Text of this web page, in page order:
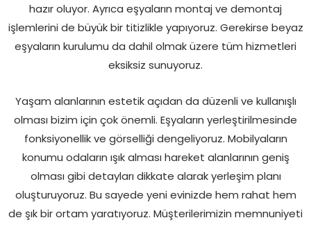
hazır oluyor. Ayrıca eşyaların montaj ve demontaj
işlemlerini de büyük bir titizlikle yapıyoruz. Gerekirse beyaz
eşyaların kurulumu da dahil olmak üzere tüm hizmetleri
eksiksiz sunuyoruz.
Yaşam alanlarının estetik açıdan da düzenli ve kullanışlı
olması bizim için çok önemli. Eşyaların yerleştirilmesinde
fonksiyonellik ve görselliği dengeliyoruz. Mobilyaların
konumu odaların ışık alması hareket alanlarının geniş
olması gibi detayları dikkate alarak yerleşim planı
oluşturuyoruz. Bu sayede yeni evinizde hem rahat hem
de şık bir ortam yaratıyoruz. Müşterilerimizin memnuniyeti